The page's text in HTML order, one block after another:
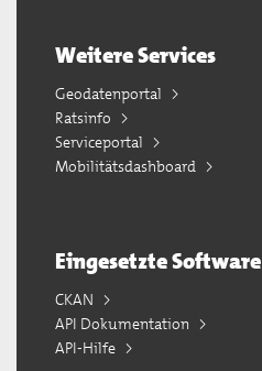
Weitere Services
Geodatenportal
Ratsinfo
Serviceportal
Mobilitätsdashboard
Eingesetzte Software
CKAN
API Dokumentation
API-Hilfe